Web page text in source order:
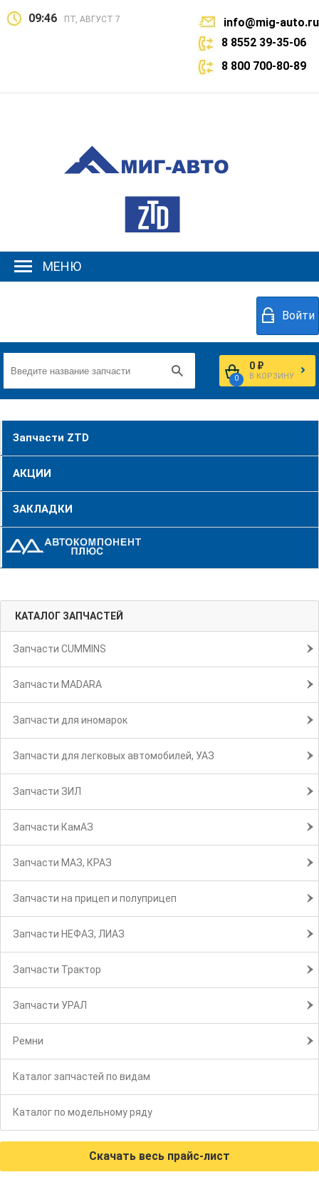
09:46 ПТ, АВГУСТ 7
info@mig-auto.ru
8 8552 39-35-06
8 800 700-80-89
МЕНЮ
Войти
0
0 ₽
В КОРЗИНУ
Запчасти ZTD
АКЦИИ
ЗАКЛАДКИ
КАТАЛОГ ЗАПЧАСТЕЙ
Запчасти CUMMINS
Запчасти MADARA
Запчасти для иномарок
Запчасти для легковых автомобилей, УАЗ
Запчасти ЗИЛ
Запчасти КамАЗ
Запчасти МАЗ, КРАЗ
Запчасти на прицеп и полуприцеп
Запчасти НЕФАЗ, ЛИАЗ
Запчасти Трактор
Запчасти УРАЛ
Ремни
Каталог запчастей по видам
Каталог по модельному ряду
Скачать весь прайс-лист